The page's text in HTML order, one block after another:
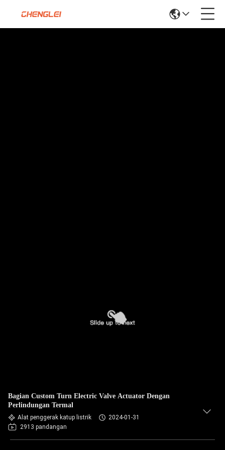
Bagian Custom Turn Electric Valve Actuator Dengan
Perlindungan Termal
Alat penggerak katup listrik
2024-01-31
2913 pandangan